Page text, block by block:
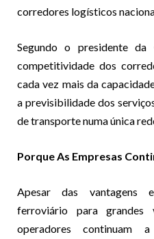
corredores logísticos
Segundo o presidente
competitividade dos
cada vez mais da
a previsibilidade dos
de transporte numa única
Porque As Empresas
Apesar das vantagens
ferroviário para grandes
operadores continuam